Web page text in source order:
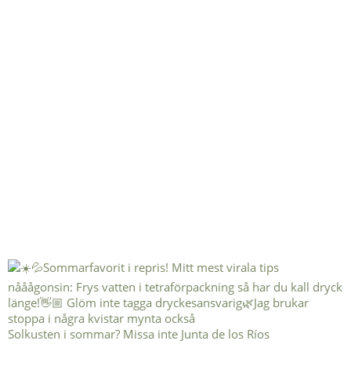
Solkusten i sommar? Missa inte Junta de los Ríos